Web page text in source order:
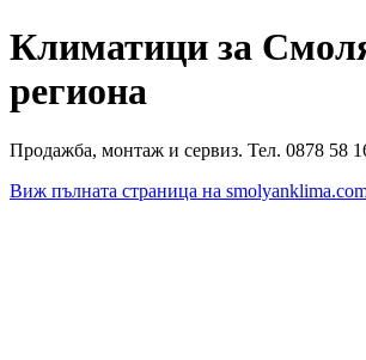
Климатици за
региона
Продажба, монтаж и сервиз. Тел. 0878 58
Виж пълната страница на